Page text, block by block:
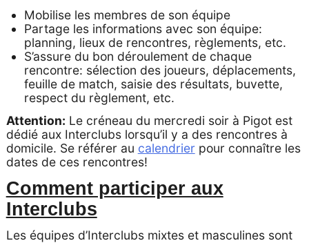
Mobilise les membres de son équipe
Partage les informations avec son équipe:
planning, lieux de rencontres, règlements, etc.
S’assure du bon déroulement de chaque
rencontre: sélection des joueurs, déplacements,
feuille de match, saisie des résultats, buvette,
respect du règlement, etc.
Attention: Le créneau du mercredi soir à Pigot est
dédié aux Interclubs lorsqu’il y a des rencontres à
domicile. Se référer au calendrier pour connaître les
dates de ces rencontres!
Comment participer aux
Interclubs
Les équipes d’Interclubs mixtes et masculines sont